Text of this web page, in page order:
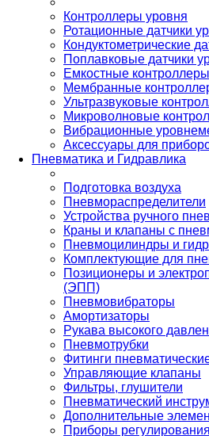
Контроллеры уровня
Ротационные датчики
Кондуктометрические
Поплавковые датчики
Емкостные
Мембранные
Ультразвуковые
Микроволновые
Вибрационные
Аксессуары для
Пневматика и Гидравлика
Подготовка воздуха
Пневмораспределители
Устройства ручного
Краны и клапаны с
Пневмоцилиндры и
Комплектующие для
Позиционеры и
(ЭПП)
Пневмовибраторы
Амортизаторы
Рукава высокого
Пневмотрубки
Фитинги
Управляющие клапаны
Фильтры, глушители
Пневматический
Дополнительные
Приборы